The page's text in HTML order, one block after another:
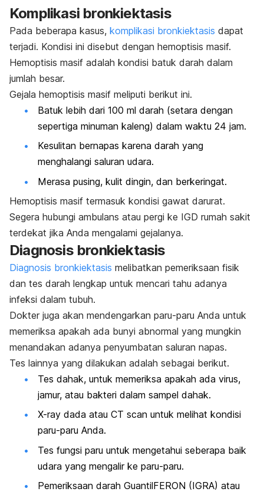
Komplikasi bronkiektasis
Pada beberapa kasus, komplikasi bronkiektasis dapat
terjadi. Kondisi ini disebut dengan hemoptisis masif.
Hemoptisis masif adalah kondisi batuk darah dalam
jumlah besar.
Gejala hemoptisis masif meliputi berikut ini.
Batuk lebih dari 100 ml darah (setara dengan
sepertiga minuman kaleng) dalam waktu 24 jam.
Kesulitan bernapas karena darah yang
menghalangi saluran udara.
Merasa pusing, kulit dingin, dan berkeringat.
Hemoptisis masif termasuk kondisi gawat darurat.
Segera hubungi ambulans atau pergi ke IGD rumah sakit
terdekat jika Anda mengalami gejalanya.
Diagnosis bronkiektasis
Diagnosis bronkiektasis melibatkan pemeriksaan fisik
dan tes darah lengkap untuk mencari tahu adanya
infeksi dalam tubuh.
Dokter juga akan mendengarkan paru-paru Anda untuk
memeriksa apakah ada bunyi abnormal yang mungkin
menandakan adanya penyumbatan saluran napas.
Tes lainnya yang dilakukan adalah sebagai berikut.
Tes dahak, untuk memeriksa apakah ada virus,
jamur, atau bakteri dalam sampel dahak.
X-ray dada atau CT scan untuk melihat kondisi
paru-paru Anda.
Tes fungsi paru untuk mengetahui seberapa baik
udara yang mengalir ke paru-paru.
Pemeriksaan darah GuantilFERON (IGRA) atau